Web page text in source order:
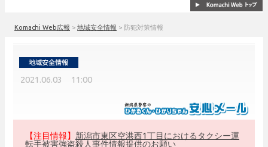
Komachi Web広報 > 地域安全情報 > 防犯対策情報
2021.06.03 11:00
【注目情報】 新潟市東区空港西1丁目におけるタクシー運
転手被害強盗殺人事件情報提供のお願い